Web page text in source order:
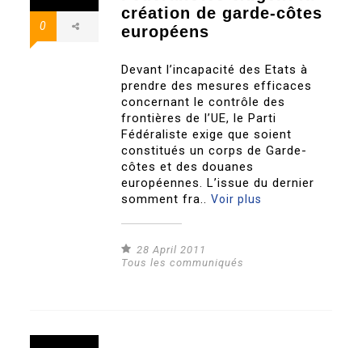
0
création de garde-côtes
européens
Devant l’incapacité des Etats à
prendre des mesures efficaces
concernant le contrôle des
frontières de l’UE, le Parti
Fédéraliste exige que soient
constitués un corps de Garde-
côtes et des douanes
européennes. L’issue du dernier
somment fra..Voir plus
28 April 2011
Tous les communiqués